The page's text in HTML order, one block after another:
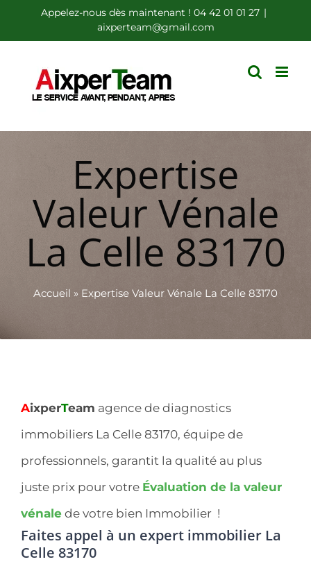
au
contenu
Appelez-nous dès maintenant ! 04 42 01 01 27 |
aixperteam@gmail.com
Expertise
Valeur Vénale
La Celle 83170
Accueil » Expertise Valeur Vénale La Celle 83170
AixperTeam agence de diagnostics
immobiliers La Celle 83170, équipe de
professionnels, garantit la qualité au plus
juste prix pour votre Évaluation de la valeur
vénale de votre bien Immobilier !
Faites appel à un expert immobilier La
Celle 83170